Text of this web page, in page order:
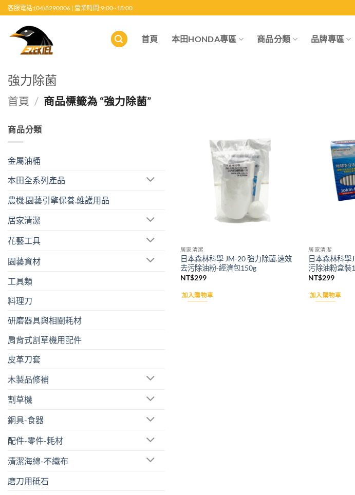
至
客服電話:(04)8290006 | 營業時間:9:00~18:00
首頁 本田HONDA專區 商品分類 品牌專區
強力除菌
首頁 / 商品標籤為 “強力除菌”
商品分類
金屬油桶
本田全系列產品
農機.園藝引擎保養.維護用品
居家清潔
花藝工具
園藝資材
工具類
料理刀
研磨器具與相關耗材
肩背式割草機用配件
皮革刀套
木製品修補
割草機
銅具-食器
配件-零件-耗材
清潔海綿-不織布
磨刀用砥石
居家清潔
日本森林科學 JM-20 強力除菌.速效
去污除油粉-經濟包150g
NT$299
加入購物車
居家清潔
日本森林科學
污除油粉盒裝
NT$299
加入購物車